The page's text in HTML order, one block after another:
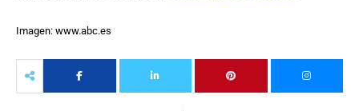
Imagen: www.abc.es